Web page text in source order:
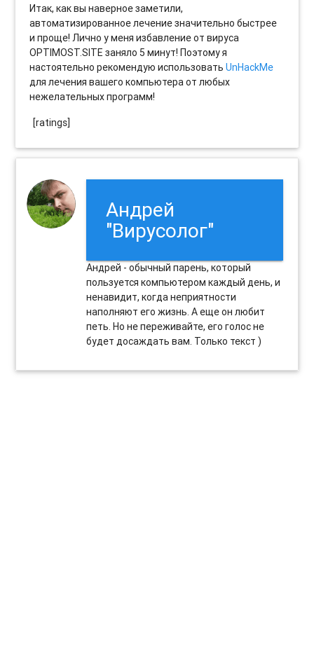
Итак, как вы наверное заметили,
автоматизированное лечение значительно быстрее
и проще! Лично у меня избавление от вируса
OPTIMOST.SITE заняло 5 минут! Поэтому я
настоятельно рекомендую использоватьUnHackMe
для лечения вашего компьютера от любых
нежелательных программ!
[ratings]
Андрей
"Вирусолог"
Андрей - обычный парень, который
пользуется компьютером каждый день, и
ненавидит, когда неприятности
наполняют его жизнь. А еще он любит
петь. Но не переживайте, его голос не
будет досаждать вам. Только текст )